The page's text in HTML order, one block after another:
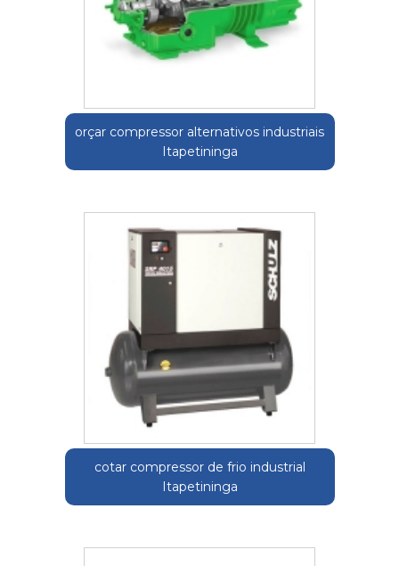
orçar compressor alternativos industriais
Itapetininga
cotar compressor de frio industrial
Itapetininga